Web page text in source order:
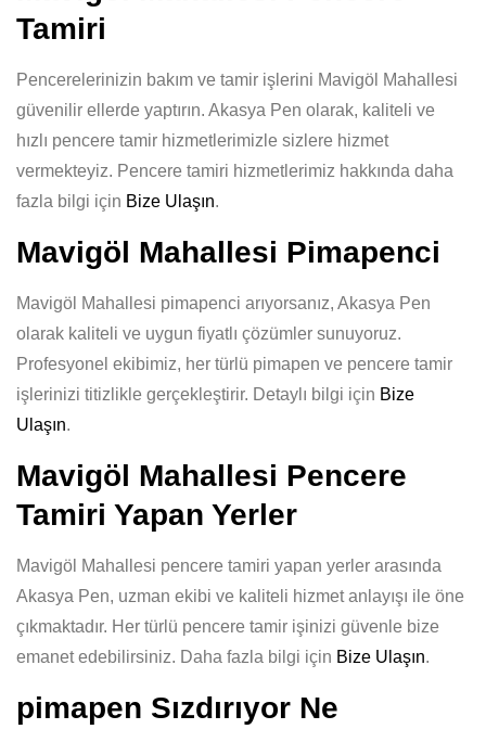
Tamiri
Pencerelerinizin bakım ve tamir işlerini Mavigöl Mahallesi
güvenilir ellerde yaptırın. Akasya Pen olarak, kaliteli ve
hızlı pencere tamir hizmetlerimizle sizlere hizmet
vermekteyiz. Pencere tamiri hizmetlerimiz hakkında daha
fazla bilgi için Bize Ulaşın.
Mavigöl Mahallesi Pimapenci
Mavigöl Mahallesi pimapenci arıyorsanız, Akasya Pen
olarak kaliteli ve uygun fiyatlı çözümler sunuyoruz.
Profesyonel ekibimiz, her türlü pimapen ve pencere tamir
işlerinizi titizlikle gerçekleştirir. Detaylı bilgi için Bize
Ulaşın.
Mavigöl Mahallesi Pencere
Tamiri Yapan Yerler
Mavigöl Mahallesi pencere tamiri yapan yerler arasında
Akasya Pen, uzman ekibi ve kaliteli hizmet anlayışı ile öne
çıkmaktadır. Her türlü pencere tamir işinizi güvenle bize
emanet edebilirsiniz. Daha fazla bilgi için Bize Ulaşın.
pimapen Sızdırıyor Ne